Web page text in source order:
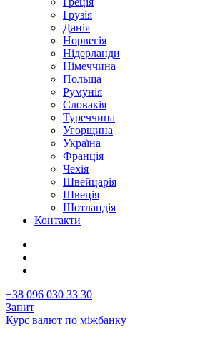
Грузія
Данія
Норвегія
Нідерланди
Німеччина
Польща
Румунія
Словакія
Туреччина
Угорщина
Україна
Франція
Чехія
Швейцарія
Швеція
Шотландія
Контакти
+38 096 030 33 30
Запит
Курс валют по міжбанку